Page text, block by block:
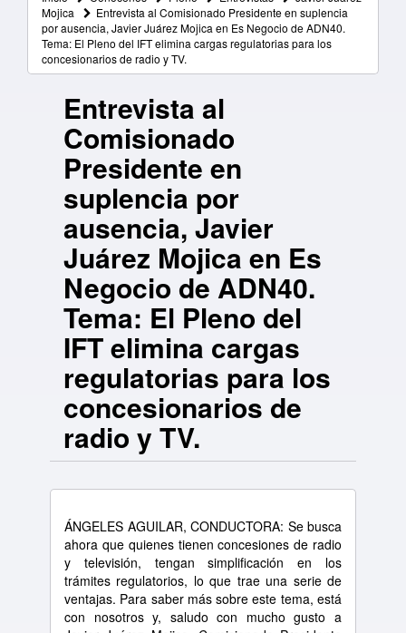
Mojica
Entrevista al Comisionado Presidente en suplencia
por ausencia, Javier Juárez Mojica en Es Negocio de ADN40.
Tema: El Pleno del IFT elimina cargas regulatorias para los
concesionarios de radio y TV.
Entrevista al
Comisionado
Presidente en
suplencia por
ausencia, Javier
Juárez Mojica en Es
Negocio de ADN40.
Tema: El Pleno del
IFT elimina cargas
regulatorias para los
concesionarios de
radio y TV.
ÁNGELES AGUILAR, CONDUCTORA: Se busca
ahora que quienes tienen concesiones de radio
y televisión, tengan simplificación en los
trámites regulatorios, lo que trae una serie de
ventajas. Para saber más sobre este tema, está
con nosotros y, saludo con mucho gusto a